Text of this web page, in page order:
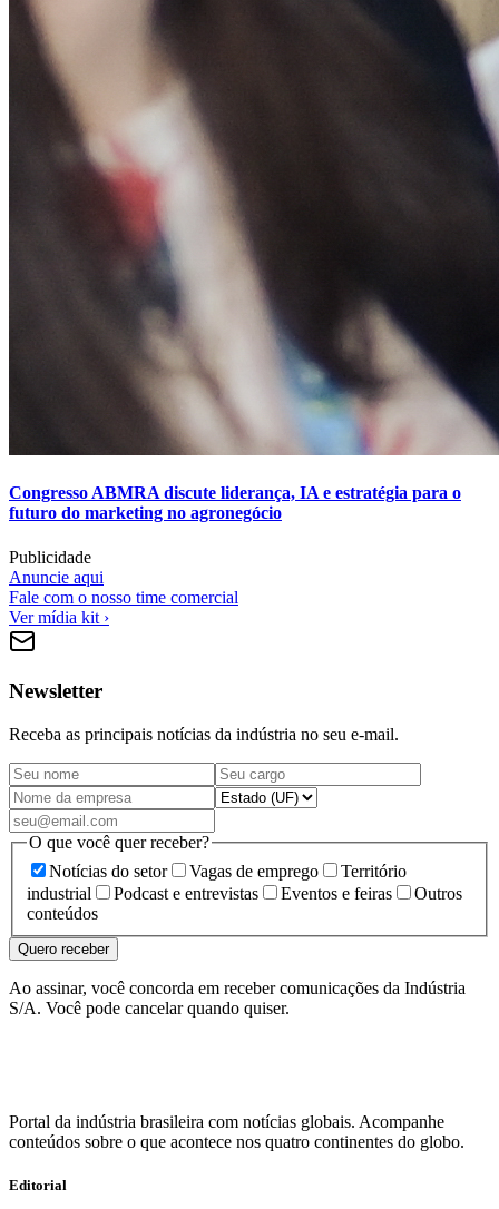
Congresso ABMRA discute liderança, IA e estratégia para o
futuro do marketing no agronegócio
Publicidade
Anuncie aqui
Fale com o nosso time comercial
Ver mídia kit ›
Newsletter
Receba as principais notícias da indústria no seu e-mail.
O que você quer receber?
Notícias do setor
Vagas de emprego
Território
industrial
Podcast e entrevistas Eventos e feiras
Outros
conteúdos
Quero receber
Ao assinar, você concorda em receber comunicações da Indústria
S/A. Você pode cancelar quando quiser.
Portal da indústria brasileira com notícias globais. Acompanhe
conteúdos sobre o que acontece nos quatro continentes do globo.
Editorial